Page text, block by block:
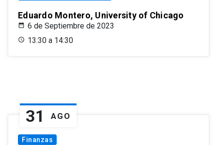
Eduardo Montero, University of Chicago
6 de Septiembre de 2023
13:30 a 14:30
31 AGO
Finanzas